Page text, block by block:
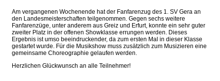
Am vergangenen Wochenende hat der Fanfarenzug des 1. SV Gera an
den Landesmeisterschaften teilgenommen. Gegen sechs weitere
Fanfarenzüge, unter anderem aus Greiz und Erfurt, konnte ein sehr guter
zweiter Platz in der offenen Showklasse errungen werden. Dieses
Ergebnis ist umso beeindruckender, da zum ersten Mal in dieser Klasse
gestartet wurde. Für die Musikshow muss zusätzlich zum Musizieren eine
gemeinsame Choreographie gelaufen werden.
Herzlichen Glückwunsch an alle Teilnehmer!